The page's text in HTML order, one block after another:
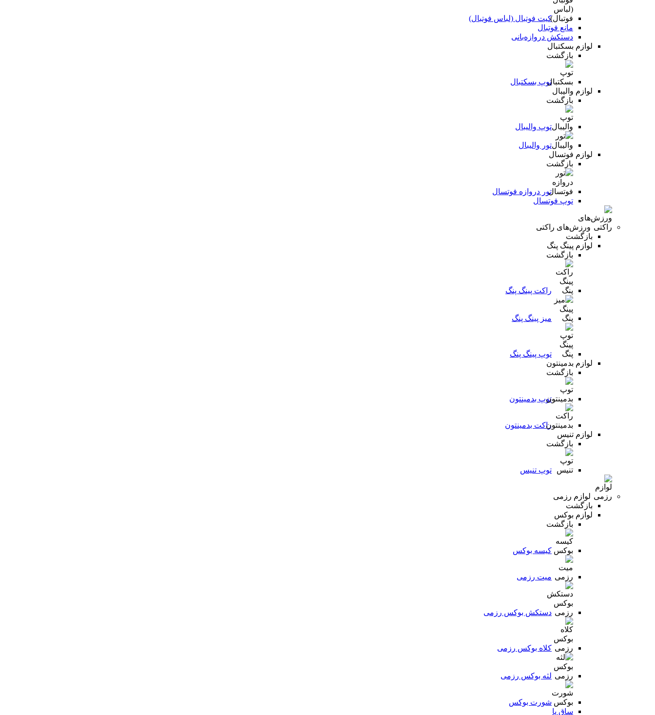
کیت فوتبال (لباس فوتبال)
مانع فوتبال
دستکش دروازه‌بانی
لوازم بسکتبال
بازگشت
توپ بسکتبال
لوازم والیبال
بازگشت
توپ والیبال
تور والیبال
لوازم فوتسال
بازگشت
تور دروازه فوتسال
توپ فوتسال
ورزش‌های راکتی
بازگشت
لوازم پینگ پنگ
بازگشت
راکت پینگ پنگ
میز پینگ پنگ
توپ پینگ پنگ
لوازم بدمینتون
بازگشت
توپ بدمینتون
راکت بدمینتون
لوازم تنیس
بازگشت
توپ تنیس
لوازم رزمی
بازگشت
لوازم بوکس
بازگشت
کیسه بوکس
میت رزمی
دستکش بوکس رزمی
کلاه بوکس رزمی
لثه بوکس رزمی
شورت بوکس
ساق پا